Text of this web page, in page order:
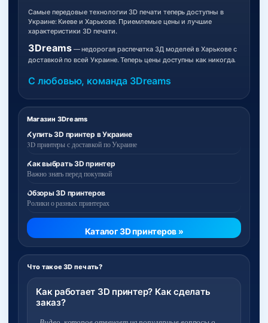
Магазин 3Dreams
Купить 3D принтер в Украине
3D принтеры с доставкой по Украине
Как выбрать 3D принтер
Важно знать перед покупкой
Обзоры 3D принтеров
Ролики о разных принтерах
Каталог 3D принтеров »
Что такое 3D печать?
Как работает 3D принтер? Как сделать
заказ?
Самые передовые технологии 3D печати теперь доступны в
Украине: Киеве и Харькове. Приемлемые цены и лучшие
характеристики 3D печати.
3Dreams— недорогая распечатка 3Д моделей в Харькове с
доставкой по всей Украине. Теперь цены доступны как никогда.
С любовью, команда 3Dreams